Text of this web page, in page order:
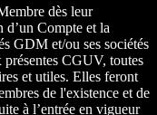
dès leur
d’un Compte et la
GDM et/ou ses sociétés
CGUV, toutes
et utiles. Elles feront
de l'existence et de
à l’entrée en vigueur